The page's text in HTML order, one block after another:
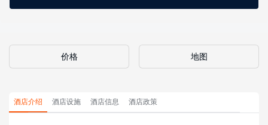
价格 地图
酒店介绍 酒店设施 酒店信息 酒店政策